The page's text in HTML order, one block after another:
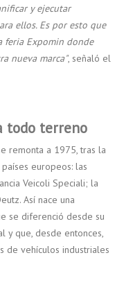
y ejecutar
ellos. Es por esto que
feria Expomin donde
nueva marca", señaló el
todo terreno
remonta a 1975, tras la
europeos: las
Veicoli Speciali; la
Así nace una
se diferenció desde su
y que, desde entonces,
de vehículos industriales